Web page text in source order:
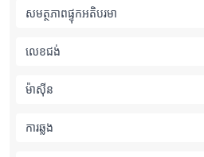
សមត្ថភាពផ្ទុកអតិបរមា
លេខជង់
ម៉ាស៊ីន
ការឆ្លង